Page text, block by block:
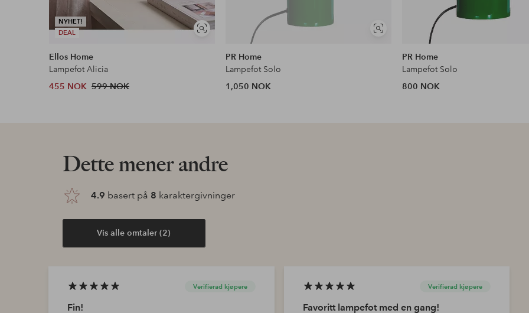
NYHET!
DEAL
Vis
Ellos Home
Lampefot Alicia
455 NOK 599 NOK
Vis
PR Home
Lampefot Solo
1,050 NOK
PR Home
Lampefot Solo
800 NOK
Dette mener andre
4.9 basert på 8 karaktergivninger
Vis alle omtaler (2)
Verifierad kjøpere
Fin!
Verifierad kjøpere
Favoritt lampefot med en gang!